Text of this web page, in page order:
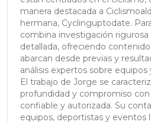
manera destacada a
hermana, Cyclinguptodate.
combina investigación
detallada, ofreciendo
abarcan desde previas y
análisis expertos sobre equipos
El trabajo de Jorge se
profundidad y compromiso
confiable y autorizada. Su
equipos, deportistas y eventos